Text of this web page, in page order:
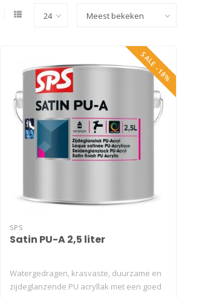
SALE -18%
SPS
Satin PU-A 2,5 liter
Watergedragen, krasvaste, duurzame en
zijdeglanzende PU acryllak met een goed